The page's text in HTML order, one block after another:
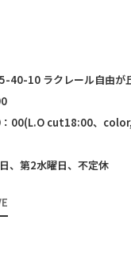
40-10 ラクレール自由が
00(L.O cut18:00、
、第2水曜日、不定休